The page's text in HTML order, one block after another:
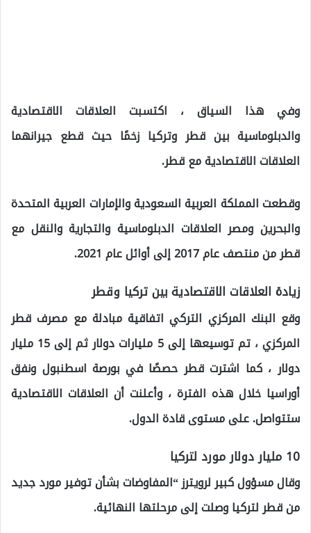
وفي هذا السياق ، اكتسبت العلاقات الاقتصادية
والدبلوماسية بين قطر وتركيا زخمًا حيث قطع جيرانهما
العلاقات الاقتصادية مع قطر.
وقطعت المملكة العربية السعودية والإمارات العربية المتحدة
والبحرين ومصر العلاقات الدبلوماسية والتجارية والنقل مع
قطر من منتصف عام 2017 إلى أوائل عام 2021.
زيادة العلاقات الاقتصادية بين تركيا وقطر
وقع البنك المركزي التركي اتفاقية مبادلة مع مصرف قطر
المركزي ، تم توسيعها إلى 5 مليارات دولار ثم إلى 15 مليار
دولار ، كما اشترت قطر حصصًا في بورصة اسطنبول ونفق
أوراسيا خلال هذه الفترة ، وأعلنت أن العلاقات الاقتصادية
ستتواصل. على مستوى قادة الدول.
10 مليار دولار مورد لتركيا
وقال مسؤول كبير لرويترز “المفاوضات بشأن توفير مورد جديد
من قطر لتركيا وصلت إلى مرحلتها النهائية.